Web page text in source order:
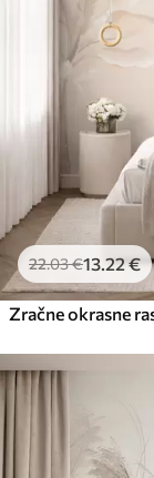
22.03€13 .22€